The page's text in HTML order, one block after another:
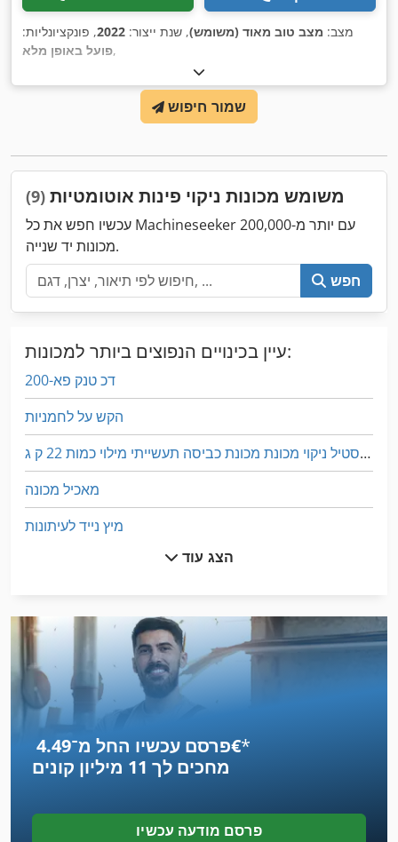
מצב: מצב טוב מאוד (משומש), שנת ייצור: 2022, פונקציונליות:
פועל באופן מלא,
שמור חיפוש
משומש מכונות ניקוי פינות אוטומטיות (9)
עכשיו חפש את כל Machineseeker עם יותר מ-200,000
מכונות יד שנייה.
חפש
עיין בכינויים הנפוצים ביותר למכונות:
דכ טנק פא-200
הקש על לחמניות
טקסטיל ניקוי מכונת מכונת כביסה תעשייתי מילוי כמות 22 ק ג
מאכיל מכונה
מיץ נייד לעיתונות
מכונה מאפס
מכונה פיצוץ
מכונות למפנה יד
מכוניות
מכוניות מחוץ לכביש
מכונת חיתוך-Off
הצג עוד
פרסם עכשיו החל מ־‏4.49 ‏€*
מחכים לך 11 מיליון קונים
פרסם מודעה עכשיו